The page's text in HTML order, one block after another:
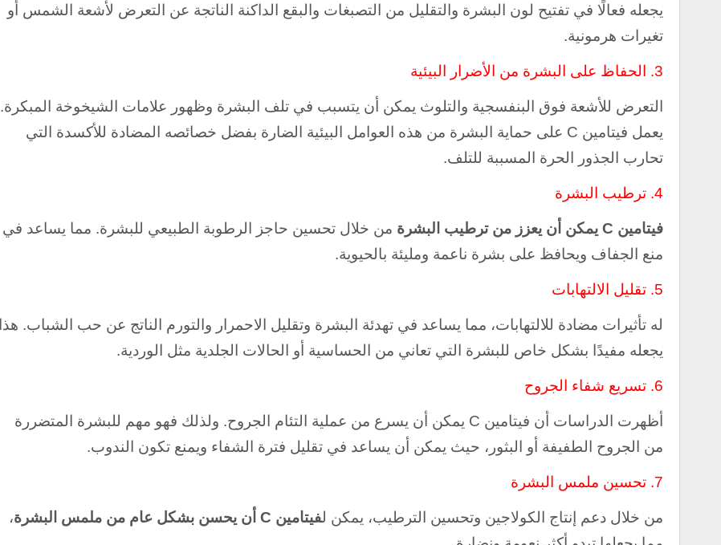
يجعله فعالًا في تفتيح لون البشرة والتقليل من التصبغات والبقع الداكنة الناتجة عن التعرض لأشعة الشمس أو
تغيرات هرمونية.
3. الحفاظ على البشرة من الأضرار البيئية
التعرض للأشعة فوق البنفسجية والتلوث يمكن أن يتسبب في تلف البشرة وظهور علامات الشيخوخة المبكرة.
يعمل فيتامين C على حماية البشرة من هذه العوامل البيئية الضارة بفضل خصائصه المضادة للأكسدة التي
تحارب الجذور الحرة المسببة للتلف.
4. ترطيب البشرة
فيتامين C يمكن أن يعزز من ترطيب البشرة من خلال تحسين حاجز الرطوبة الطبيعي للبشرة. مما يساعد في
منع الجفاف ويحافظ على بشرة ناعمة ومليئة بالحيوية.
5. تقليل الالتهابات
له تأثيرات مضادة للالتهابات، مما يساعد في تهدئة البشرة وتقليل الاحمرار والتورم الناتج عن حب الشباب. هذا
يجعله مفيدًا بشكل خاص للبشرة التي تعاني من الحساسية أو الحالات الجلدية مثل الوردية.
6. تسريع شفاء الجروح
أظهرت الدراسات أن فيتامين C يمكن أن يسرع من عملية التئام الجروح. ولذلك فهو
مهم للبشرة المتضررة
من الجروح الطفيفة أو البثور، حيث يمكن أن يساعد في تقليل فترة الشفاء ويمنع تكون الندوب.
7. تحسين ملمس البشرة
من خلال دعم إنتاج الكولاجين وتحسين الترطيب، يمكن لفيتامين C أن يحسن بشكل عام من ملمس البشرة
،